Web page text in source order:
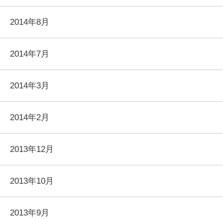
2014年8月
2014年7月
2014年3月
2014年2月
2013年12月
2013年10月
2013年9月